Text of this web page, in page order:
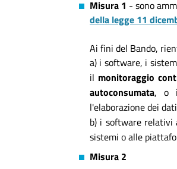
Misura 1 - sono
della legge 11
Ai fini del Bando,
a) i software, i
il monitoraggio
autoconsumata, o
l'elaborazione dei
b) i software relativi
sistemi o alle
Misura 2